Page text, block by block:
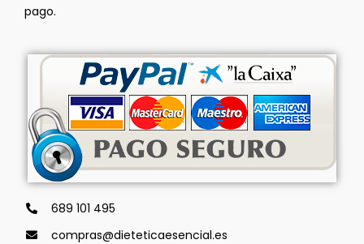
pago.
689 101 495
compras@dieteticaesencial.es